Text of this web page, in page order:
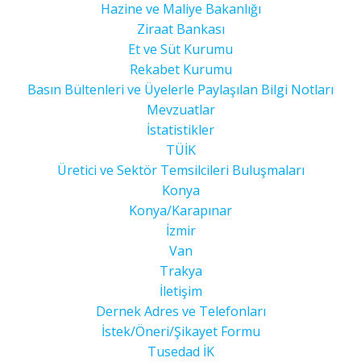
Hazine ve Maliye Bakanlığı
Ziraat Bankası
Et ve Süt Kurumu
Rekabet Kurumu
Basın Bültenleri ve Üyelerle Paylaşılan Bilgi Notları
Mevzuatlar
İstatistikler
TÜİK
Üretici ve Sektör Temsilcileri Buluşmaları
Konya
Konya/Karapınar
İzmir
Van
Trakya
İletişim
Dernek Adres ve Telefonları
İstek/Öneri/Şikayet Formu
Tusedad İK